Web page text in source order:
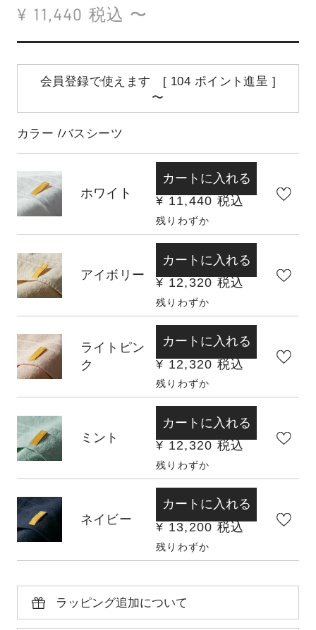
¥ 11,440 税込 〜
会員登録で使えます [ 104 ポイント進呈 ]
〜
カラー バスシーツ
ホワイト
¥ 11,440 税込
残りわずか
カートに入れる
アイボリー
¥ 12,320 税込
残りわずか
カートに入れる
ライトピン
ク
¥ 12,320 税込
残りわずか
カートに入れる
ミント
¥ 12,320 税込
残りわずか
カートに入れる
ネイビー
¥ 13,200 税込
残りわずか
カートに入れる
ラッピング追加について